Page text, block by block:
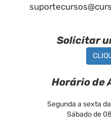
Solicitar
Horário de
Segunda a sexta
Sábado de